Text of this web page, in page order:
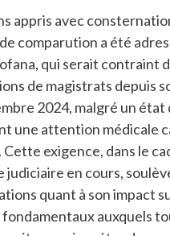
appris avec
comparution a été
qui serait contraint
de magistrats depuis
2024, malgré un état
une attention médicale
exigence, dans le
judiciaire en cours,
quant à son impact
fondamentaux auxquels